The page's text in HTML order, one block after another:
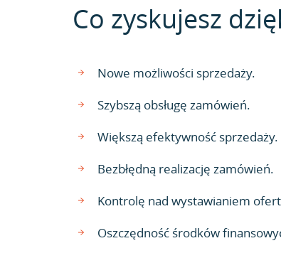
Co zyskujesz
Nowe możliwości sprzedaży.
Szybszą obsługę zamówień.
Większą efektywność sprzedaży.
Bezbłędną realizację zamówień.
Kontrolę nad wystawianiem
Oszczędność środków